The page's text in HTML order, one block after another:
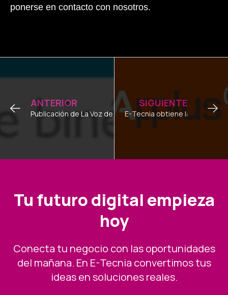
ponerse en contacto con nosotros.
ANTERIOR
Publicación de La Voz de Binéfar
SIGUIENTE
E-Tecnia obtiene la
Tu futuro digital empieza
hoy
Conecta tu negocio con las oportunidades
del mañana. En E-Tecnia convertimos tus
ideas en soluciones reales.